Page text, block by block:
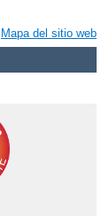
Mapa del sitio web